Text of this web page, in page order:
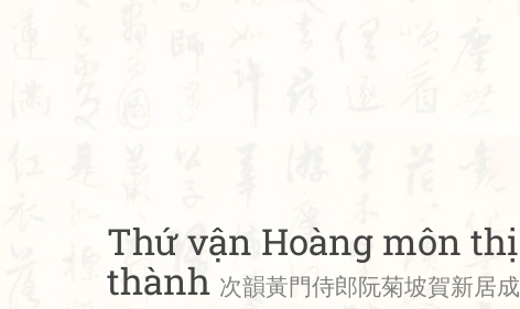
Thứ vận Hoàng môn
thành 次韻黃門侍郎阮菊坡賀新